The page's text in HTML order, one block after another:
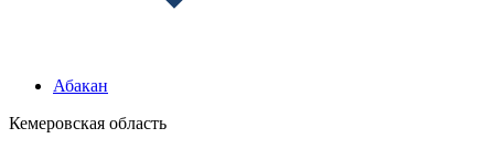
Абакан
Кемеровская область